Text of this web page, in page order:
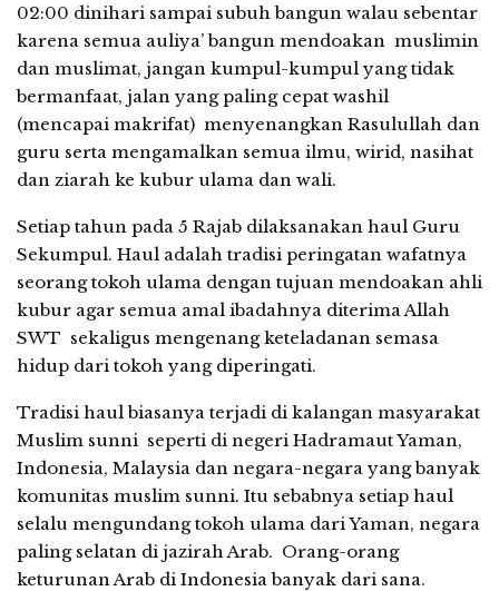
02:00 dinihari sampai subuh bangun walau sebentar
karena semua auliya’ bangun mendoakan muslimin
dan muslimat, jangan kumpul-kumpul yang tidak
bermanfaat, jalan yang paling cepat washil
(mencapai makrifat) menyenangkan Rasulullah dan
guru serta mengamalkan semua ilmu, wirid, nasihat
dan ziarah ke kubur ulama dan wali.
Setiap tahun pada 5 Rajab dilaksanakan haul Guru
Sekumpul. Haul adalah tradisi peringatan wafatnya
seorang tokoh ulama dengan tujuan mendoakan ahli
kubur agar semua amal ibadahnya diterima Allah
SWT sekaligus mengenang keteladanan semasa
hidup dari tokoh yang diperingati.
Tradisi haul biasanya terjadi di kalangan masyarakat
Muslim sunni seperti di negeri Hadramaut Yaman,
Indonesia, Malaysia dan negara-negara yang banyak
komunitas muslim sunni. Itu sebabnya setiap haul
selalu mengundang tokoh ulama dari Yaman, negara
paling selatan di jazirah Arab. Orang-orang
keturunan Arab di Indonesia banyak dari sana.